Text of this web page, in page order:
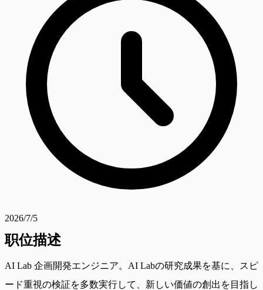
2026/7/5
职位描述
AI Lab 企画開発エンジニア。AI Labの研究成果を基に、スピ
ード重視の検証を多数実行して、新しい価値の創出を目指し